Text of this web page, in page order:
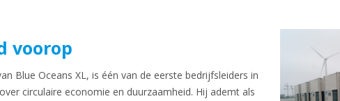
voorop
Blue Oceans XL, is één van de eerste bedrijfsleiders in
circulaire economie en duurzaamheid. Hij ademt als